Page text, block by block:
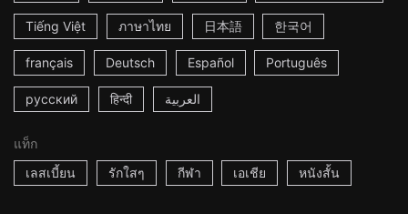
Tiếng Việt ภาษาไทย 日本語 한국어
français Deutsch Español Português
русский हिन्दी العربية
แท็ก
เลสเบี้ยน
รักใสๆ กีฬา เอเชีย หนังสั้น